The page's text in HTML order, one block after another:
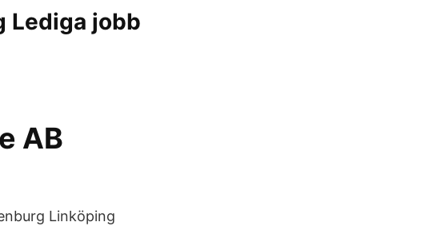
Lediga jobb
AB
Linköping